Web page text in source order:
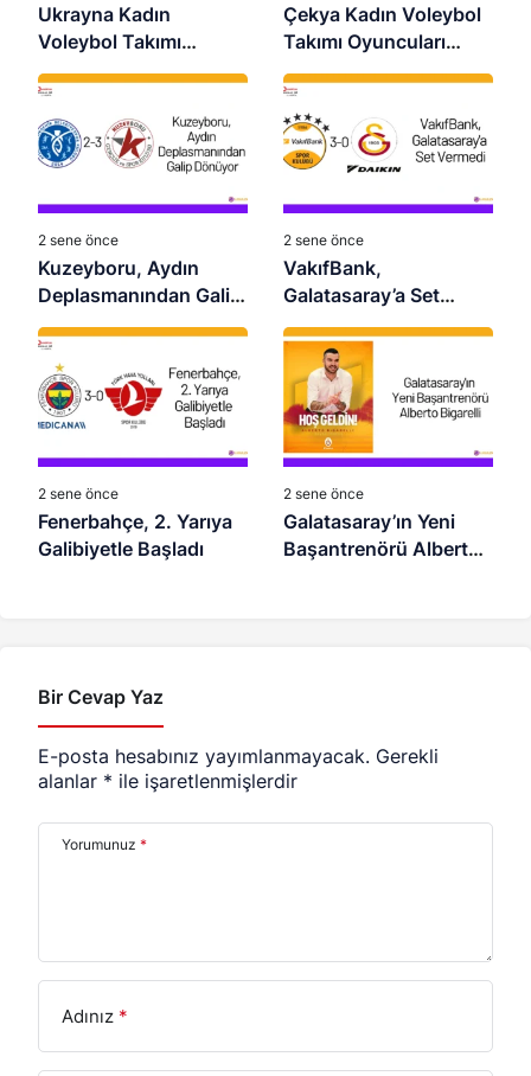
Ukrayna Kadın
Voleybol Takımı
Oyuncuları 2026 –
Güncel Kadro
Çekya Kadın Voleybol
Takımı Oyuncuları
2026 – Güncel Kadro
2 sene önce
Kuzeyboru, Aydın
Deplasmanından Galip
Dönüyor
2 sene önce
VakıfBank,
Galatasaray’a Set
Vermedi
2 sene önce
Fenerbahçe, 2. Yarıya
Galibiyetle Başladı
2 sene önce
Galatasaray’ın Yeni
Başantrenörü Alberto
Bir Cevap Yaz
E-posta hesabınız yayımlanmayacak. Gerekli
alanlar * ile işaretlenmişlerdir
Yorumunuz *
Adınız *